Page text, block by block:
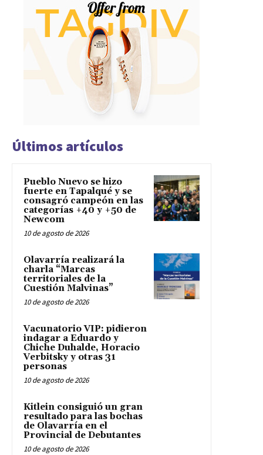
Últimos artículos
Pueblo Nuevo se hizo
fuerte en Tapalqué y se
consagró campeón en las
categorías +40 y +50 de
Newcom
10 de agosto de 2026
Olavarría realizará la
charla “Marcas
territoriales de la
Cuestión Malvinas”
10 de agosto de 2026
Vacunatorio VIP: pidieron
indagar a Eduardo y
Chiche Duhalde, Horacio
Verbitsky y otras 31
personas
10 de agosto de 2026
Kitlein consiguió un gran
resultado para las bochas
de Olavarría en el
Provincial de Debutantes
10 de agosto de 2026